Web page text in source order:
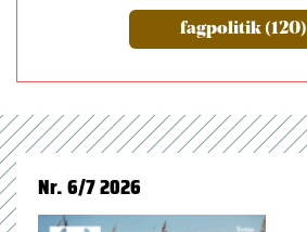
fagpolitik (120)
Nr. 6/7 2026